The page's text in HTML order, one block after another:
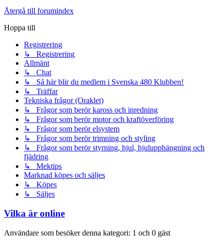
Återgå till forumindex
Hoppa till
Registrering
↳ Registrering
Allmänt
↳ Chat
↳ Så här blir du medlem i Svenska 480 Klubben!
↳ Träffar
Tekniska frågor (Oraklet)
↳ Frågor som berör kaross och inredning
↳ Frågor som berör motor och kraftöverföring
↳ Frågor som berör elsystem
↳ Frågor som berör trimning och styling
↳ Frågor som berör styrning, hjul, hjulupphängning och
fjädring
↳ Mektips
Marknad köpes och säljes
↳ Köpes
↳ Säljes
Vilka är online
Användare som besöker denna kategori: 1 och 0 gäst